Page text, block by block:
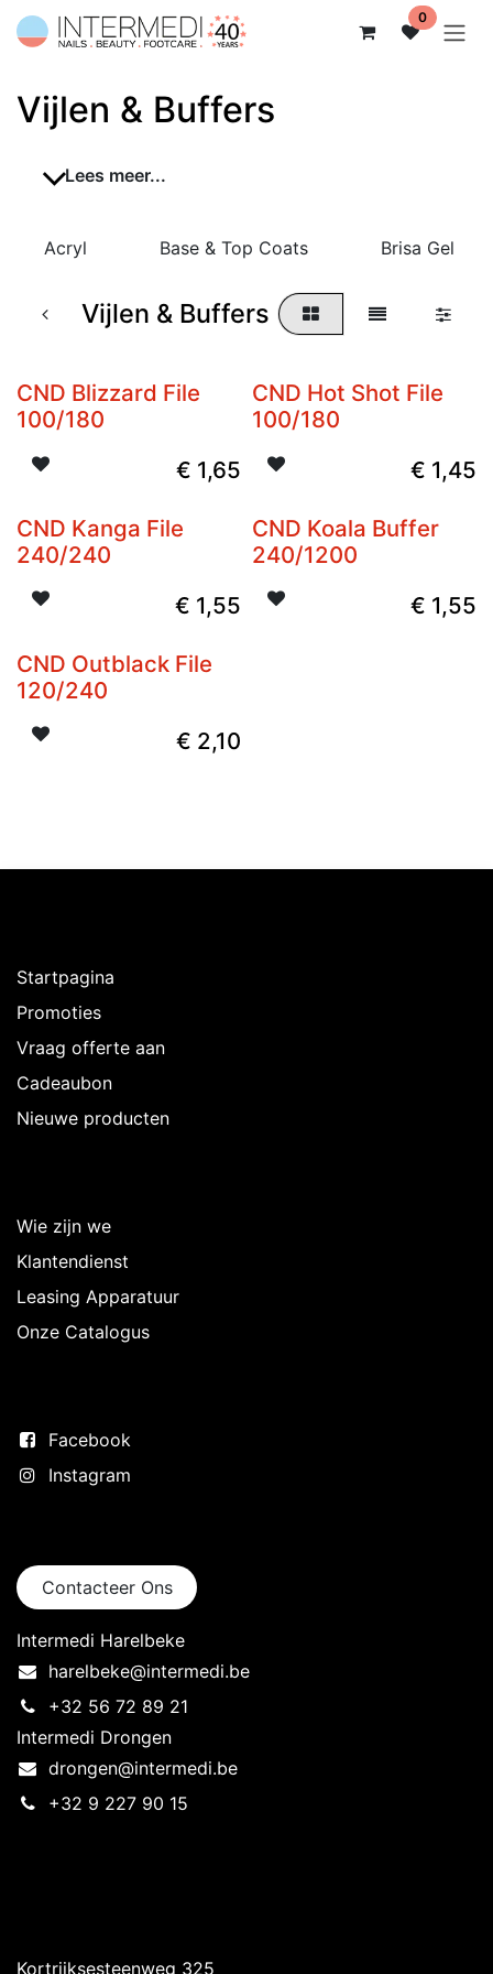
Overslaan naar inhoud 0
Vijlen & Buffers
Lees meer...
Acryl Base & Top Coats Brisa Gel
Vijlen & Buffers
CND Blizzard File
100/180
€ 1,65
CND Hot Shot File
100/180
€ 1,45
CND Kanga File
240/240
€ 1,55
CND Koala Buffer
240/1200
€ 1,55
CND Outblack File
120/240
€ 2,10
Startpagina
Promoties
Vraag offerte aan
Cadeaubon
Nieuwe producten
Wie zijn we
Klantendienst
Leasing Apparatuur
Onze Catalogus
Facebook
Instagram
Contacteer Ons
Intermedi Harelbeke
harelbeke@intermedi.be
+32 56 72 89 21
Intermedi Drongen
drongen@intermedi.be
+32 9 227 90 15
Kortrijksesteenweg 325